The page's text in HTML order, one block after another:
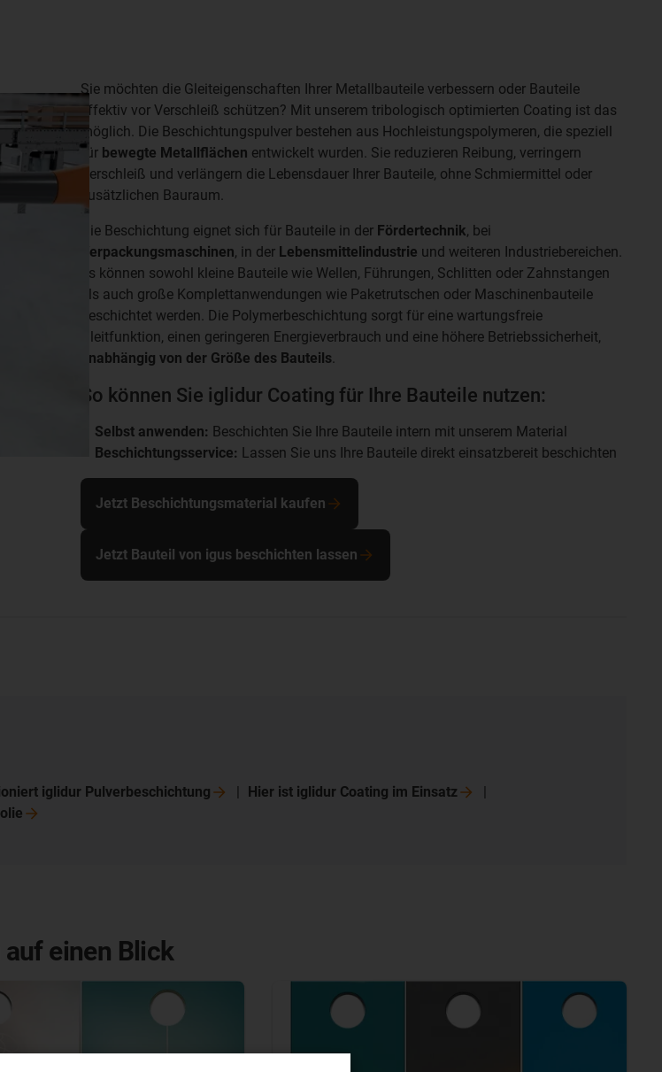
Sie möchten die Gleiteigenschaften Ihrer Metallbauteile verbessern oder Bauteile
effektiv vor Verschleiß schützen? Mit unserem tribologisch optimierten Coating ist das
möglich. Die Beschichtungspulver bestehen aus Hochleistungspolymeren, die speziell
für bewegte Metallflächen entwickelt wurden. Sie reduzieren Reibung, verringern
Verschleiß und verlängern die Lebensdauer Ihrer Bauteile, ohne Schmiermittel oder
zusätzlichen Bauraum.
Die Beschichtung eignet sich für Bauteile in der Fördertechnik, bei
Verpackungsmaschinen, in der Lebensmittelindustrie und weiteren Industriebereichen.
Es können sowohl kleine Bauteile wie Wellen, Führungen, Schlitten oder Zahnstangen
als auch große Komplettanwendungen wie Paketrutschen oder Maschinenbauteile
beschichtet werden. Die Polymerbeschichtung sorgt für eine wartungsfreie
Gleitfunktion, einen geringeren Energieverbrauch und eine höhere Betriebssicherheit,
unabhängig von der Größe des Bauteils
So können Sie iglidur Coating für Ihre Bauteile nutzen:
Selbst anwenden: Beschichten Sie Ihre Bauteile intern mit unserem Material
Beschichtungsservice: Lassen Sie uns Ihre Bauteile direkt einsatzbereit beschichten
Jetzt Beschichtungsmaterial kaufen
Jetzt Bauteil von igus beschichten lassen
iglidur Pulverbeschichtung Hier ist iglidur Coating im Einsatz
einen Blick